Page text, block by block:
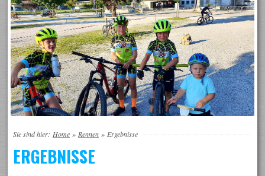
Sie sind hier: Home » Rennen » Ergebnisse
ERGEBNISSE